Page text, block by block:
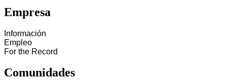
Empresa
Información
Empleo
For the Record
Comunidades